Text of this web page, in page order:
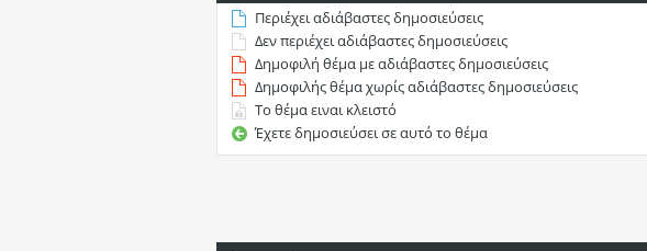
Περιέχει αδιάβαστες δημοσιεύσεις
Δεν περιέχει αδιάβαστες δημοσιεύσεις
Δημοφιλή θέμα με αδιάβαστες δημοσιεύσεις
Δημοφιλής θέμα χωρίς αδιάβαστες δημοσιεύσεις
Το θέμα ειναι κλειστό
Έχετε δημοσιεύσει σε αυτό το θέμα